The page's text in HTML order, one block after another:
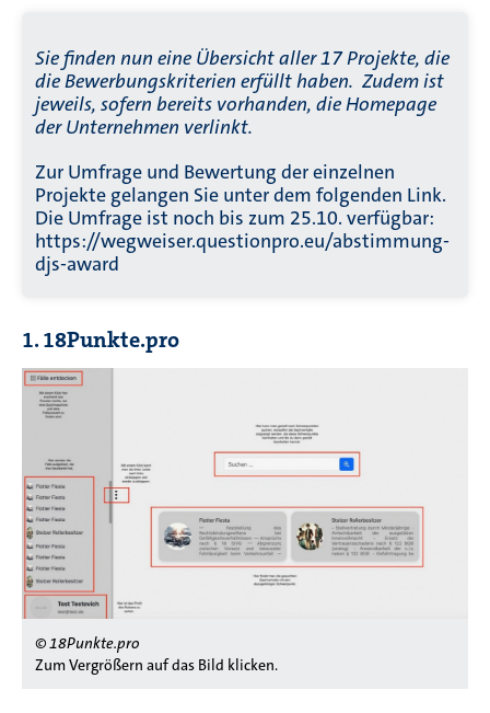
Sie finden nun eine Übersicht aller 17 Projekte, die
die Bewerbungskriterien erfüllt haben. Zudem ist
jeweils, sofern bereits vorhanden, die Homepage
der Unternehmen verlinkt.
Zur Umfrage und Bewertung der einzelnen
Projekte gelangen Sie unter dem folgenden Link.
Die Umfrage ist noch bis zum 25.10. verfügbar:
https://wegweiser.questionpro.eu/abstimmung-
djs-award
1. 18Punkte.pro
© 18Punkte.pro
Zum Vergrößern auf das Bild klicken.